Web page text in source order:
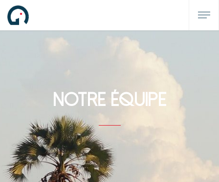
NOTRE ÉQUIPE